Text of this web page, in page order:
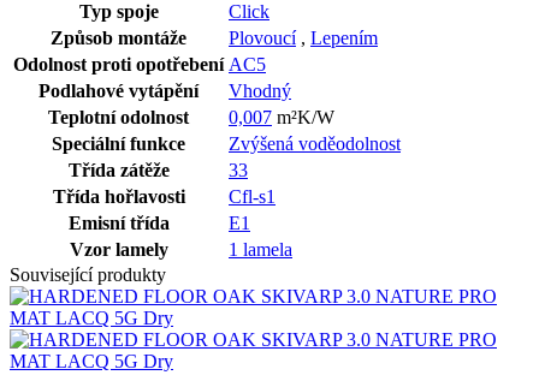
Typ spoje
Click
Způsob montáže
Plovoucí , Lepením
Odolnost proti opotřebení AC5
Podlahové vytápění
Vhodný
Teplotní odolnost
0,007 m²K/W
Speciální funkce
Zvýšená voděodolnost
Třída zátěže
33
Třída hořlavosti
Cfl-s1
Emisní třída
E1
Vzor lamely
1 lamela
Související produkty